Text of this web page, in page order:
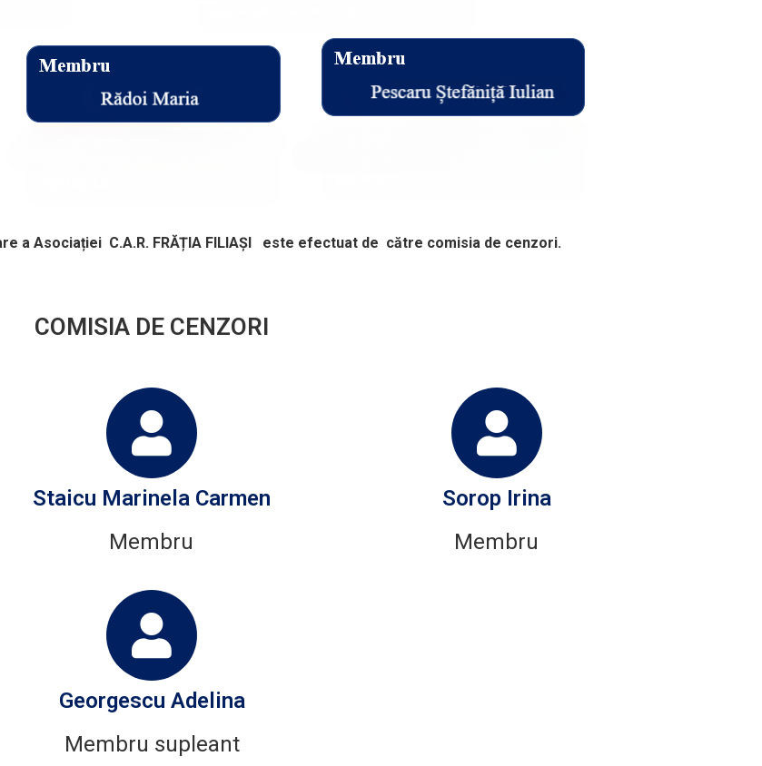
a Asociației C.A.R. FRĂȚIA FILIAȘI este efectuat de către comisia de cenzori.
COMISIA DE CENZORI
Staicu Marinela Carmen
Membru
Sorop Irina
Membru
Georgescu Adelina
Membru supleant